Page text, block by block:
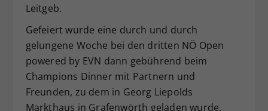
Leitgeb.
Gefeiert wurde eine durch und durch
gelungene Woche bei den dritten NÖ Open
powered by EVN dann gebührend beim
Champions Dinner mit Partnern und
Freunden, zu dem in Georg Liepolds
Markthaus in Grafenwörth geladen wurde.